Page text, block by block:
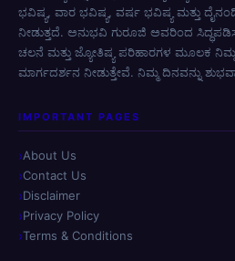
ಭವಿಷ್ಯ, ವಾರ ಭವಿಷ್ಯ, ವರ್ಷ ಭವಿಷ್ಯ ಮತ್ತು
ನೀಡುತ್ತದೆ. ಅನುಭವಿ ಗುರೂಜಿ ಅವರಿಂದ
ಚಲನೆ ಮತ್ತು ಜ್ಯೋತಿಷ್ಯ ಪರಿಹಾರಗಳ ಮೂಲಕ
ಮಾರ್ಗದರ್ಶನ ನೀಡುತ್ತೇವೆ. ನಿಮ್ಮ ದಿನವನ್ನು
IMPORTANT PAGES
About Us
Contact Us
Disclaimer
Privacy Policy
Terms & Conditions